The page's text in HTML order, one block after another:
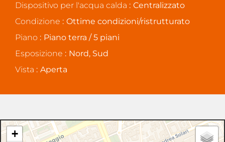
Dispositivo per l'acqua calda
Centralizzato
Condizione
Ottime condizioni/ristrutturato
Piano
Piano terra / 5 piani
Esposizione
Nord, Sud
Vista
Aperta
+